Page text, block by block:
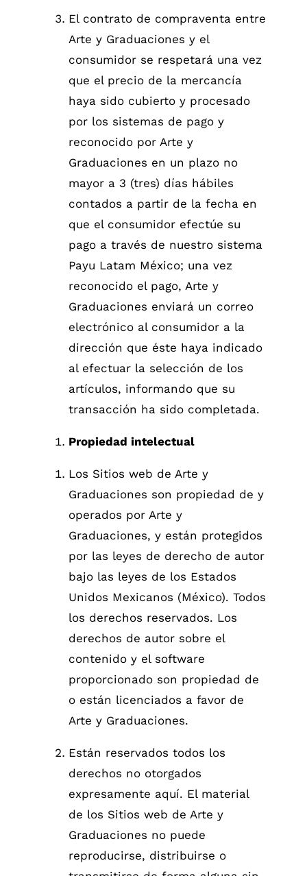
El contrato de compraventa entre
Arte y Graduaciones y el
consumidor se respetará una vez
que el precio de la mercancía
haya sido cubierto y procesado
por los sistemas de pago y
reconocido por Arte y
Graduaciones en un plazo no
mayor a 3 (tres) días hábiles
contados a partir de la fecha en
que el consumidor efectúe su
pago a través de nuestro sistema
Payu Latam México; una vez
reconocido el pago, Arte y
Graduaciones enviará un correo
electrónico al consumidor a la
dirección que éste haya indicado
al efectuar la selección de los
artículos, informando que su
transacción ha sido completada.
Propiedad intelectual
Los Sitios web de Arte y
Graduaciones son propiedad de y
operados por Arte y
Graduaciones, y están protegidos
por las leyes de derecho de autor
bajo las leyes de los Estados
Unidos Mexicanos (México). Todos
los derechos reservados. Los
derechos de autor sobre el
contenido y el software
proporcionado son propiedad de
o están licenciados a favor de
Arte y Graduaciones.
Están reservados todos los
derechos no otorgados
expresamente aquí. El material
de los Sitios web de Arte y
Graduaciones no puede
reproducirse, distribuirse o